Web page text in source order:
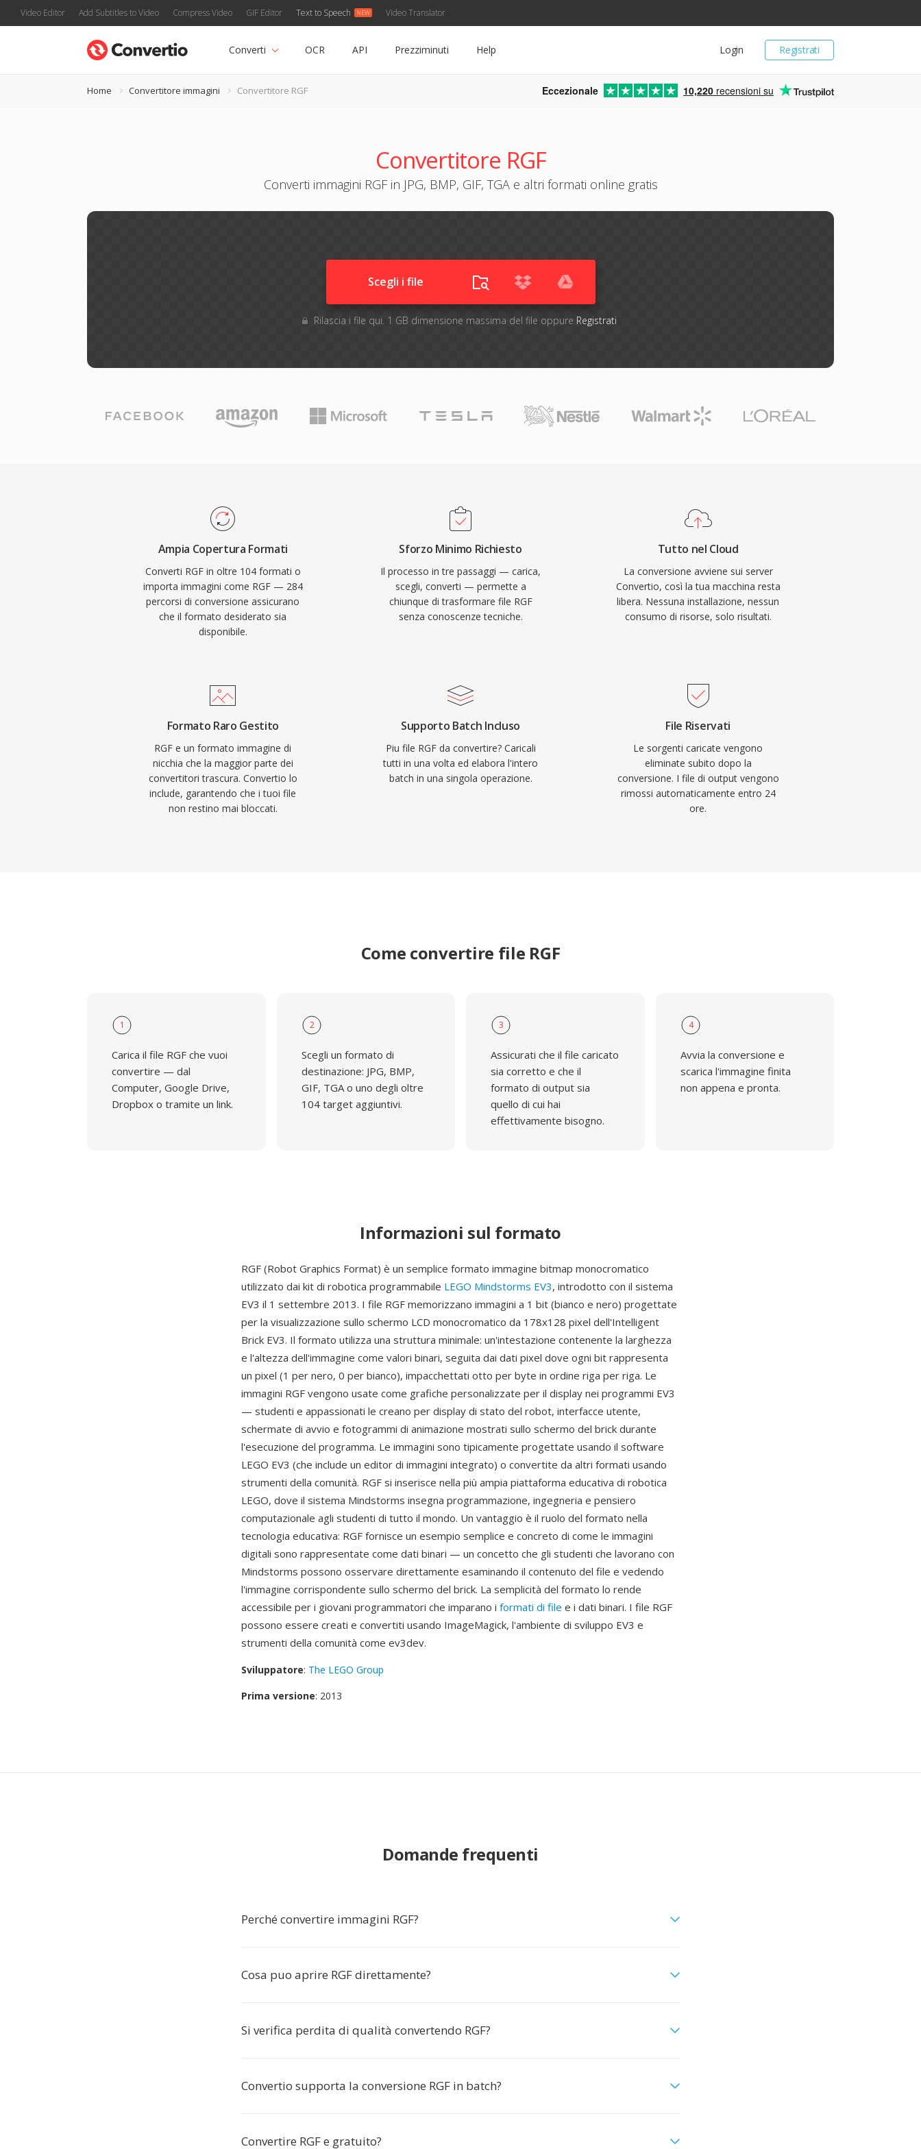
Video Editor Add Subtitles to Video Compress Video GIF Editor Text to Speech Video Translator
Registrati
Login
Converti OCR API Prezziminuti Help
Home Convertitore immagini Convertitore RGF Eccezionale 10,220 recensioni su
Convertitore RGF
Converti immagini RGF in JPG, BMP, GIF, TGA e altri formati online gratis
Scegli i file
Rilascia i file qui. 1 GB dimensione massima del file oppure Registrati
Ampia Copertura Formati
Converti RGF in oltre 104 formati o
importa immagini come RGF — 284
percorsi di conversione assicurano
che il formato desiderato sia
disponibile.
Sforzo Minimo Richiesto
Il processo in tre passaggi — carica,
scegli, converti — permette a
chiunque di trasformare file RGF
senza conoscenze tecniche.
Tutto nel Cloud
La conversione avviene sui server
Convertio, così la tua macchina resta
libera. Nessuna installazione, nessun
consumo di risorse, solo risultati.
Formato Raro Gestito
RGF e un formato immagine di
nicchia che la maggior parte dei
convertitori trascura. Convertio lo
include, garantendo che i tuoi file
non restino mai bloccati.
Supporto Batch Incluso
Piu file RGF da convertire? Caricali
tutti in una volta ed elabora l'intero
batch in una singola operazione.
File Riservati
Le sorgenti caricate vengono
eliminate subito dopo la
conversione. I file di output vengono
rimossi automaticamente entro 24
ore.
Come convertire file RGF
1
Carica il file RGF che vuoi
convertire — dal
Computer, Google Drive,
Dropbox o tramite un link.
2
Scegli un formato di
destinazione: JPG, BMP,
GIF, TGA o uno degli oltre
104 target aggiuntivi.
3
Assicurati che il file caricato
sia corretto e che il
formato di output sia
quello di cui hai
effettivamente bisogno.
4
Avvia la conversione e
scarica l'immagine finita
non appena e pronta.
Informazioni sul formato
RGF (Robot Graphics Format) è un semplice formato immagine bitmap monocromatico
utilizzato dai kit di robotica programmabile LEGO Mindstorms EV3, introdotto con il sistema
EV3 il 1 settembre 2013. I file RGF memorizzano immagini a 1 bit (bianco e nero) progettate
per la visualizzazione sullo schermo LCD monocromatico da 178x128 pixel dell'Intelligent
Brick EV3. Il formato utilizza una struttura minimale: un'intestazione contenente la larghezza
e l'altezza dell'immagine come valori binari, seguita dai dati pixel dove ogni bit rappresenta
un pixel (1 per nero, 0 per bianco), impacchettati otto per byte in ordine riga per riga. Le
immagini RGF vengono usate come grafiche personalizzate per il display nei programmi EV3
— studenti e appassionati le creano per display di stato del robot, interfacce utente,
schermate di avvio e fotogrammi di animazione mostrati sullo schermo del brick durante
l'esecuzione del programma. Le immagini sono tipicamente progettate usando il software
LEGO EV3 (che include un editor di immagini integrato) o convertite da altri formati usando
strumenti della comunità. RGF si inserisce nella più ampia piattaforma educativa di robotica
LEGO, dove il sistema Mindstorms insegna programmazione, ingegneria e pensiero
computazionale agli studenti di tutto il mondo. Un vantaggio è il ruolo del formato nella
tecnologia educativa: RGF fornisce un esempio semplice e concreto di come le immagini
digitali sono rappresentate come dati binari — un concetto che gli studenti che lavorano con
Mindstorms possono osservare direttamente esaminando il contenuto del file e vedendo
l'immagine corrispondente sullo schermo del brick. La semplicità del formato lo rende
accessibile per i giovani programmatori che imparano i formati di file e i dati binari. I file RGF
possono essere creati e convertiti usando ImageMagick, l'ambiente di sviluppo EV3 e
strumenti della comunità come ev3dev.
Sviluppatore: The LEGO Group
Prima versione: 2013
Domande frequenti
Perché convertire immagini RGF?
Cosa puo aprire RGF direttamente?
Si verifica perdita di qualità convertendo RGF?
Convertio supporta la conversione RGF in batch?
Convertire RGF e gratuito?